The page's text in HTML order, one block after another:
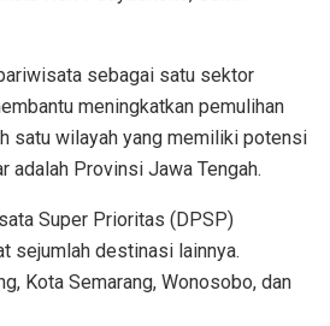
sebagai satu sektor
meningkatkan pemulihan
satu wilayah yang memiliki potensi
adalah Provinsi Jawa Tengah.
Super Prioritas (DPSP)
sejumlah destinasi lainnya.
Kota Semarang, Wonosobo, dan